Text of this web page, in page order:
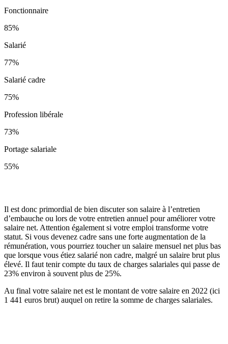
Fonctionnaire
85%
Salarié
77%
Salarié cadre
75%
Profession libérale
73%
Portage salariale
55%
Il est donc primordial de bien discuter son salaire à l’entretien
d’embauche ou lors de votre entretien annuel pour améliorer votre
salaire net. Attention également si votre emploi transforme votre
statut. Si vous devenez cadre sans une forte augmentation de la
rémunération, vous pourriez toucher un salaire mensuel net plus bas
que lorsque vous étiez salarié non cadre, malgré un salaire brut plus
élevé. Il faut tenir compte du taux de charges salariales qui passe de
23% environ à souvent plus de 25%.
Au final votre salaire net est le montant de votre salaire en 2022 (ici
1 441 euros brut) auquel on retire la somme de charges salariales.